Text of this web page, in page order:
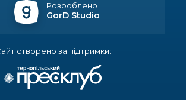
творчість
запровадив персональне фінансування
для ВПО: кошти надходитимуть на
Розроблено
GorD Studio
створено за підтримки: